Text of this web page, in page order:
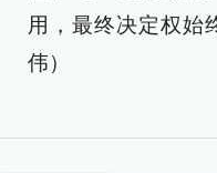
用，最终决定权始
伟）